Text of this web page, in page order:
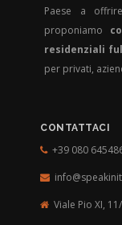
Paese a
proponiamo
residenziali
per privati,
CONTATTACI
+39 080
Viale Pio XI,